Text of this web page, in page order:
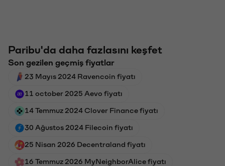
Paribu'da daha fazlasını keşfet
Son gezilen geçmiş fiyatlar
23 Mayıs 2024 Ravencoin fiyatı
11 october 2025 Aevo fiyatı
14 Temmuz 2024 Clover Finance fiyatı
30 Ağustos 2024 Filecoin fiyatı
25 Nisan 2026 Decentraland fiyatı
16 Temmuz 2026 MyNeighborAlice fiyatı